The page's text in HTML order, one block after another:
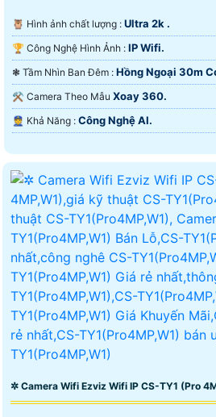
🦉 Hình ảnh chất lượng : Ultra 2k .
🏆 Công Nghệ Hình Ảnh : IP Wifi.
❃ Tầm Nhìn Ban Đêm : Hồng Ngoại 30m
⚒ Camera Theo Mẫu Xoay 360.
️👮 Khả Năng : Công Nghệ AI.
✲ Camera Wifi Ezviz Wifi IP CS-TY1 (Pro